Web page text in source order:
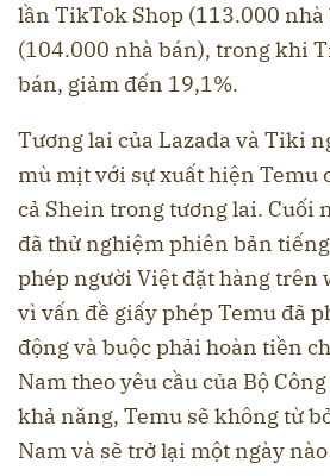
lần TikTok Shop (113.000 nhà
(104.000 nhà bán), trong khi
bán, giảm đến 19,1%.
Tương lai của Lazada và Tiki
mù mịt với sự xuất hiện Temu
cả Shein trong tương lai. Cuối
đã thử nghiệm phiên bản
phép người Việt đặt hàng trên
vì vấn đề giấy phép Temu đã
động và buộc phải hoàn tiền
Nam theo yêu cầu của Bộ
khả năng, Temu sẽ không từ
Nam và sẽ trở lại một ngày